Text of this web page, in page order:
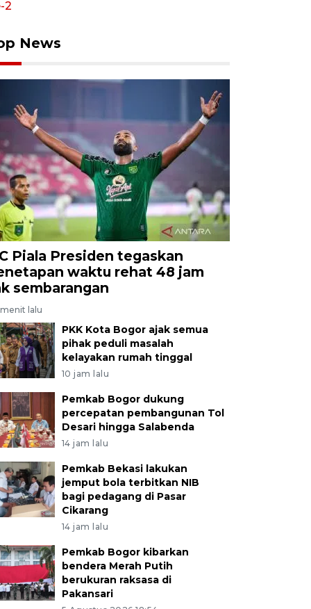
News
Piala Presiden tegaskan
waktu rehat 48 jam
sembarangan
lalu
PKK Kota Bogor ajak semua
pihak peduli masalah
kelayakan rumah tinggal
10 jam lalu
Pemkab Bogor dukung
percepatan pembangunan Tol
Desari hingga Salabenda
14 jam lalu
Pemkab Bekasi lakukan
jemput bola terbitkan NIB
bagi pedagang di Pasar
Cikarang
14 jam lalu
Pemkab Bogor kibarkan
bendera Merah Putih
berukuran raksasa di
Pakansari